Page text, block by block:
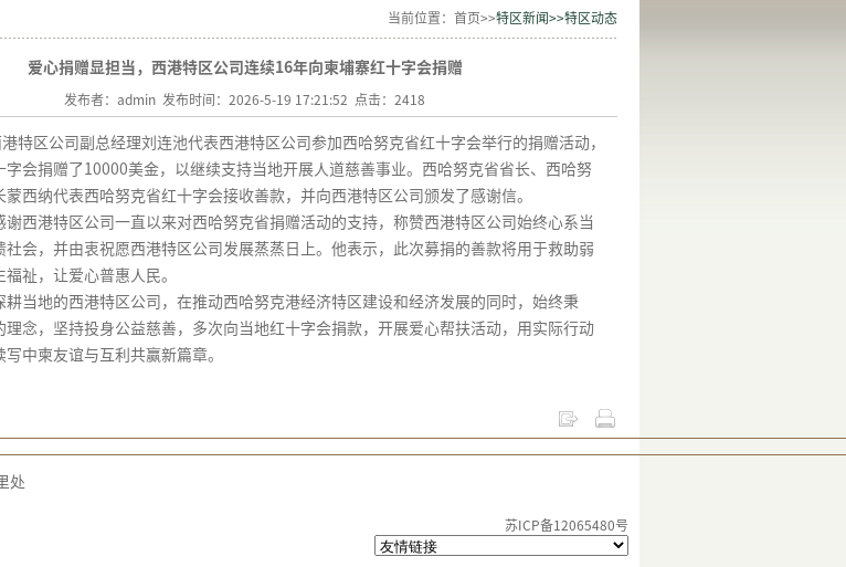
当前位置：首页>>特区新闻>>特区动态
爱心捐赠显担当，西港特区公司连续16年向柬埔寨红十字会捐赠
发布者：admin 发布时间：2026-5-19 17:21:52 点击：2418
特区公司副总经理刘连池代表西港特区公司参加西哈努克省红十字会举行的捐赠活动，
字会捐赠了10000美金，以继续支持当地开展人道慈善事业。西哈努克省省长、西哈努
西纳代表西哈努克省红十字会接收善款，并向西港特区公司颁发了感谢信。
谢西港特区公司一直以来对西哈努克省捐赠活动的支持，称赞西港特区公司始终心系当
社会，并由衷祝愿西港特区公司发展蒸蒸日上。他表示，此次募捐的善款将用于救助弱
祉，让爱心普惠人民。
耕当地的西港特区公司，在推动西哈努克港经济特区建设和经济发展的同时，始终秉
念，坚持投身公益慈善，多次向当地红十字会捐款，开展爱心帮扶活动，用实际行动
中柬友谊与互利共赢新篇章。
处
苏ICP备12065480号